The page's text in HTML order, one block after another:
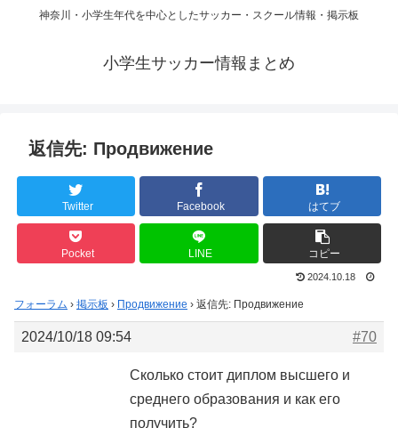
神奈川・小学生年代を中心としたサッカー・スクール情報・掲示板
小学生サッカー情報まとめ
返信先: Продвижение
Twitter Facebook はてブ
Pocket LINE コピー
2024.10.18
フォーラム › 掲示板 › Продвижение › 返信先: Продвижение
2024/10/18 09:54 #70
Сколько стоит диплом высшего и
среднего образования и как его
получить?